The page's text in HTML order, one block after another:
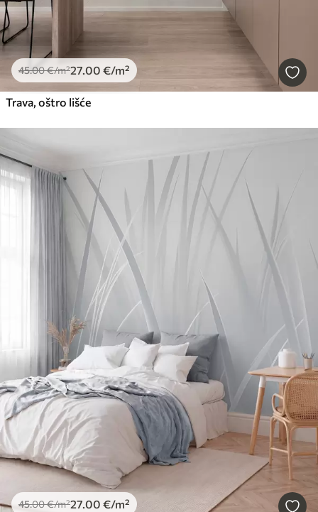
45.00€/m²27.00 €/m²
Trava, oštro lišće
45.00€/m²27.00 €/m²